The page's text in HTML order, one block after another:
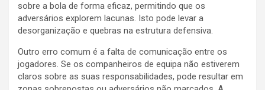
sobre a bola de forma eficaz, permitindo que os
adversários explorem lacunas. Isto pode levar a
desorganização e quebras na estrutura defensiva.
Outro erro comum é a falta de comunicação entre os
jogadores. Se os companheiros de equipa não estiverem
claros sobre as suas responsabilidades, pode resultar em